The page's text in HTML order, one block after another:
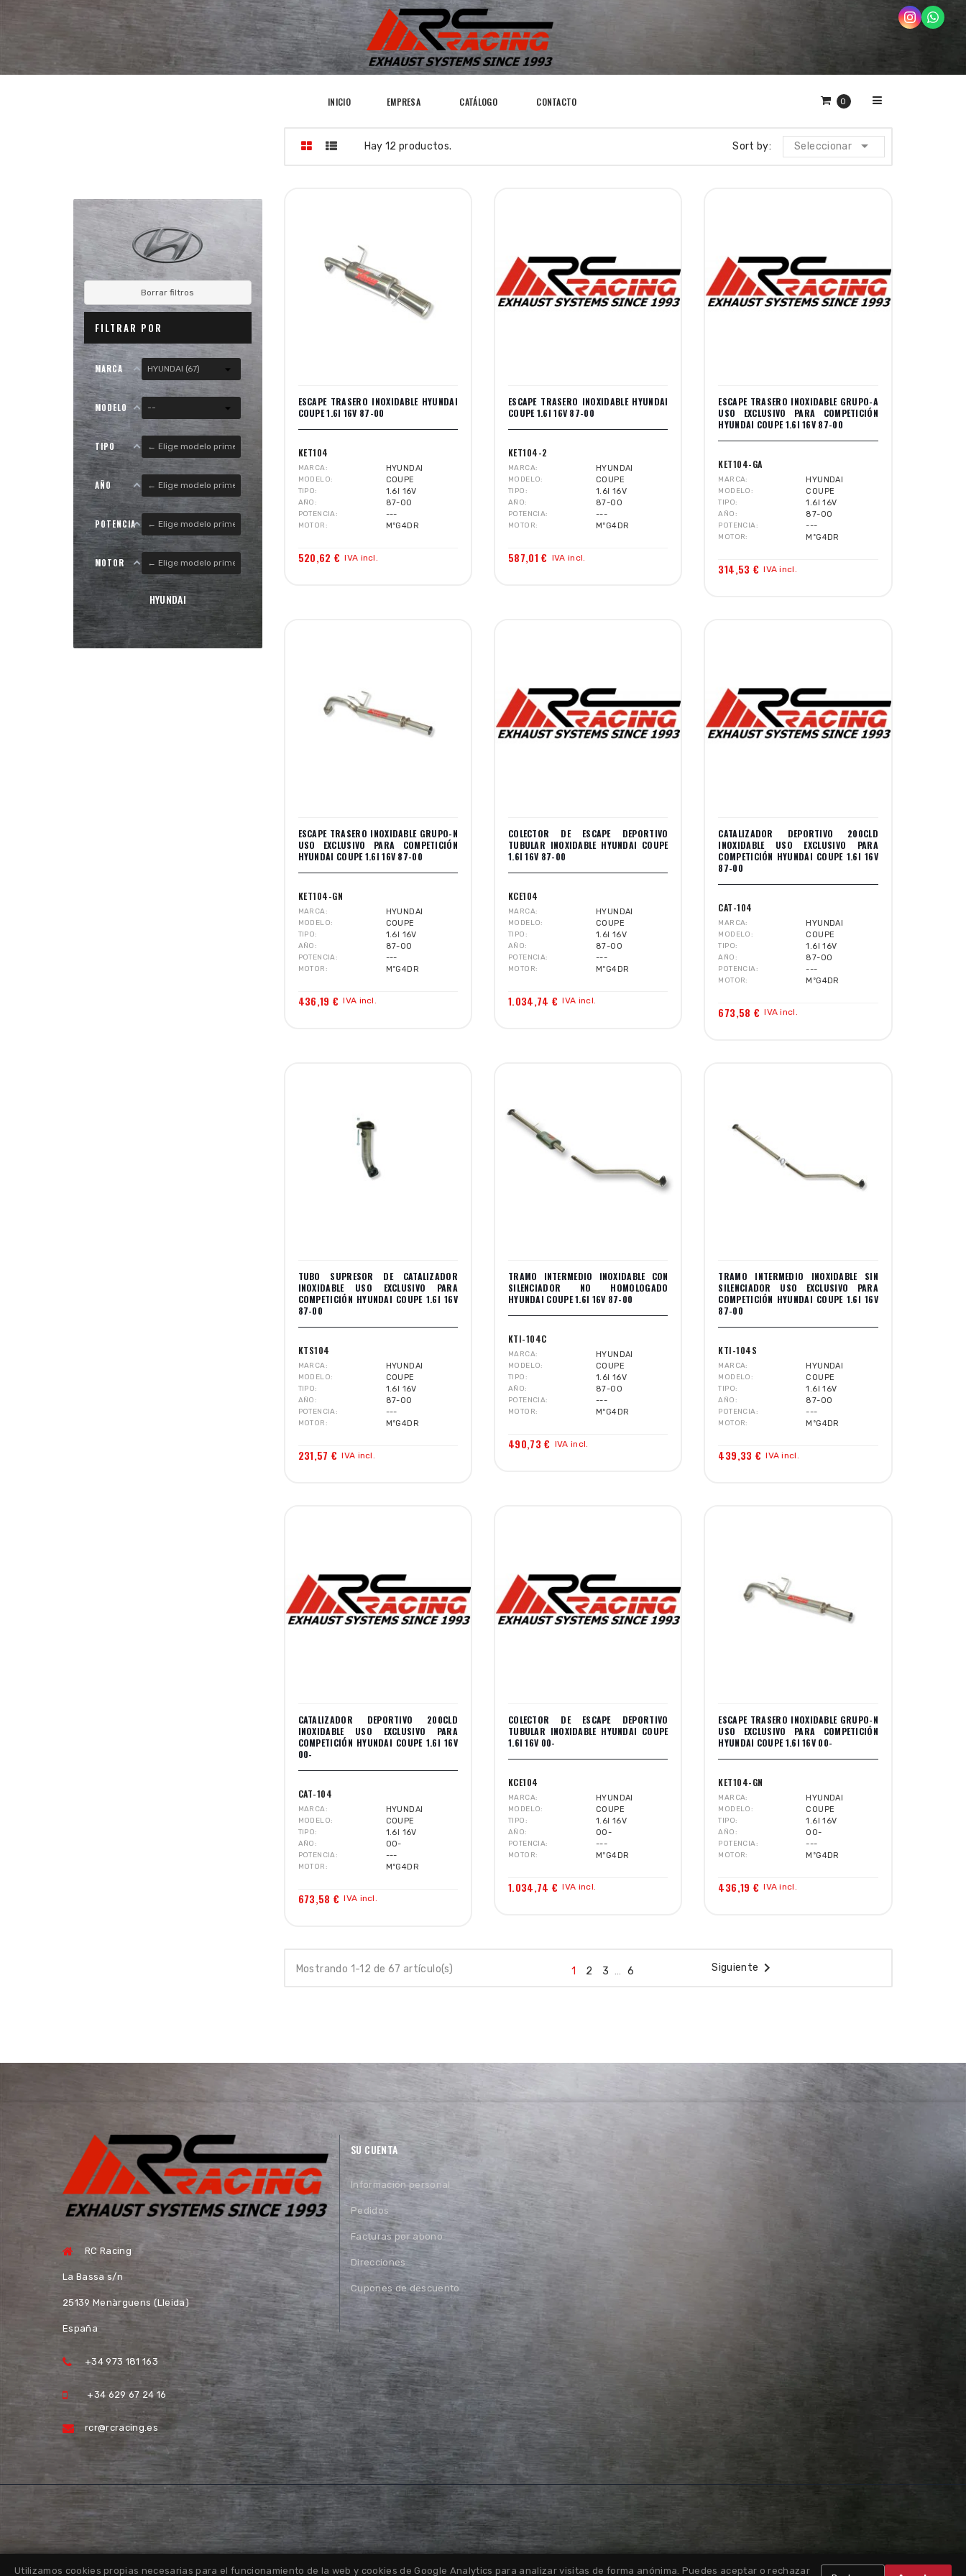
0
INICIO EMPRESA CATÁLOGO CONTACTO
Borrar filtros
FILTRAR POR
MARCA
MODELO
TIPO
AÑO
POTENCIA
MOTOR
HYUNDAI
Hay 12 productos. Sort by: Seleccionar 
ESCAPE TRASERO INOXIDABLE HYUNDAI
COUPE 1.6I 16V 87-00
KET104
MARCA HYUNDAI
MODELO COUPE
TIPO 1.6I 16V
AÑO 87-00
POTENCIA ---
MOTOR MºG4DR
520,62 € IVA incl.
ESCAPE TRASERO INOXIDABLE HYUNDAI
COUPE 1.6I 16V 87-00
KET104-2
MARCA HYUNDAI
MODELO COUPE
TIPO 1.6I 16V
AÑO 87-00
POTENCIA ---
MOTOR MºG4DR
587,01 € IVA incl.
ESCAPE TRASERO INOXIDABLE GRUPO-A
USO EXCLUSIVO PARA COMPETICIÓN
HYUNDAI COUPE 1.6I 16V 87-00
KET104-GA
MARCA HYUNDAI
MODELO COUPE
TIPO 1.6I 16V
AÑO 87-00
POTENCIA ---
MOTOR MºG4DR
314,53 € IVA incl.
ESCAPE TRASERO INOXIDABLE GRUPO-N
USO EXCLUSIVO PARA COMPETICIÓN
HYUNDAI COUPE 1.6I 16V 87-00
KET104-GN
MARCA HYUNDAI
MODELO COUPE
TIPO 1.6I 16V
AÑO 87-00
POTENCIA ---
MOTOR MºG4DR
436,19 € IVA incl.
COLECTOR DE ESCAPE DEPORTIVO
TUBULAR INOXIDABLE HYUNDAI COUPE
1.6I 16V 87-00
KCE104
MARCA HYUNDAI
MODELO COUPE
TIPO 1.6I 16V
AÑO 87-00
POTENCIA ---
MOTOR MºG4DR
1.034,74 € IVA incl.
CATALIZADOR DEPORTIVO 200CLD
INOXIDABLE USO EXCLUSIVO PARA
COMPETICIÓN HYUNDAI COUPE 1.6I 16V
87-00
CAT-104
MARCA HYUNDAI
MODELO COUPE
TIPO 1.6I 16V
AÑO 87-00
POTENCIA ---
MOTOR MºG4DR
673,58 € IVA incl.
TUBO SUPRESOR DE CATALIZADOR
INOXIDABLE USO EXCLUSIVO PARA
COMPETICIÓN HYUNDAI COUPE 1.6I 16V
87-00
KTS104
MARCA HYUNDAI
MODELO COUPE
TIPO 1.6I 16V
AÑO 87-00
POTENCIA ---
MOTOR MºG4DR
231,57 € IVA incl.
TRAMO INTERMEDIO INOXIDABLE CON
SILENCIADOR NO HOMOLOGADO
HYUNDAI COUPE 1.6I 16V 87-00
KTI-104C
MARCA HYUNDAI
MODELO COUPE
TIPO 1.6I 16V
AÑO 87-00
POTENCIA ---
MOTOR MºG4DR
490,73 € IVA incl.
TRAMO INTERMEDIO INOXIDABLE SIN
SILENCIADOR USO EXCLUSIVO PARA
COMPETICIÓN HYUNDAI COUPE 1.6I 16V
87-00
KTI-104S
MARCA HYUNDAI
MODELO COUPE
TIPO 1.6I 16V
AÑO 87-00
POTENCIA ---
MOTOR MºG4DR
439,33 € IVA incl.
CATALIZADOR DEPORTIVO 200CLD
INOXIDABLE USO EXCLUSIVO PARA
COMPETICIÓN HYUNDAI COUPE 1.6I 16V
00-
CAT-104
MARCA HYUNDAI
MODELO COUPE
TIPO 1.6I 16V
AÑO 00-
POTENCIA ---
MOTOR MºG4DR
673,58 € IVA incl.
COLECTOR DE ESCAPE DEPORTIVO
TUBULAR INOXIDABLE HYUNDAI COUPE
1.6I 16V 00-
KCE104
MARCA HYUNDAI
MODELO COUPE
TIPO 1.6I 16V
AÑO 00-
POTENCIA ---
MOTOR MºG4DR
1.034,74 € IVA incl.
ESCAPE TRASERO INOXIDABLE GRUPO-N
USO EXCLUSIVO PARA COMPETICIÓN
HYUNDAI COUPE 1.6I 16V 00-
KET104-GN
MARCA HYUNDAI
MODELO COUPE
TIPO 1.6I 16V
AÑO 00-
POTENCIA ---
MOTOR MºG4DR
436,19 € IVA incl.
Mostrando 1-12 de 67 artículo(s) 1 2 3 … 6 Siguiente 
RC Racing
La Bassa s/n
25139 Menàrguens (Lleida)
España
+34 973 181 163
+34 629 67 24 16
rcr@rcracing.es
SU CUENTA
Información personal
Pedidos
Facturas por abono
Direcciones
Cupones de descuento
Utilizamos cookies propias necesarias para el funcionamiento de la web y cookies de Google Analytics para analizar visitas de forma anónima. Puedes aceptar o rechazar